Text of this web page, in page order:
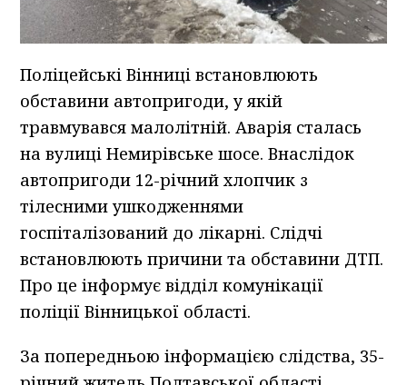
Поліцейські Вінниці встановлюють
обставини автопригоди, у якій
травмувався малолітній. Аварія сталась
на вулиці Немирівське шосе. Внаслідок
автопригоди 12-річний хлопчик з
тілесними ушкодженнями
госпіталізований до лікарні. Слідчі
встановлюють причини та обставини ДТП.
Про це інформує відділ комунікації
поліції Вінницької області.
За попередньою інформацією слідства, 35-